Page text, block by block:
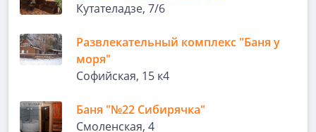
Кутателадзе, 7/6
Развлекательный комплекс "Баня у
моря"
Софийская, 15 к4
Баня "№22 Сибирячка"
Смоленская, 4